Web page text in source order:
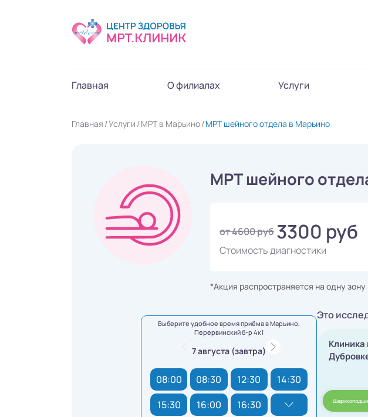
Главная О филиалах Услуги
Главная Услуги МРТ в Марьино МРТ шейного отдела в Марьино
МРТ шейного
от 4600 руб 3300 руб
Стоимость диагностики
*Акция распространяется на одну
Выберите удобное время приёма в Марьино,
Перервинский б-р 4к1
7 августа (завтра)
08:00 08:30 12:30
14:30
15:30
16:00 16:30
Это
Клиника